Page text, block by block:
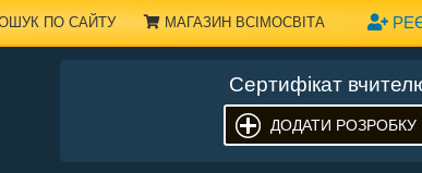
ПО САЙТУ МАГАЗИН ВСІМОСВІТА
Сертифікат
ДОДАТИ РОЗРОБКУ